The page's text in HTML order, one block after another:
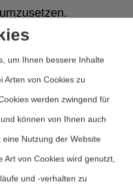
Verbreitung
um Ihnen bessere Inhalte
Arten von Cookies zu
werden zwingend für
können von Ihnen auch
Nutzung der Website
Art von Cookies wird genutzt,
und -verhalten zu